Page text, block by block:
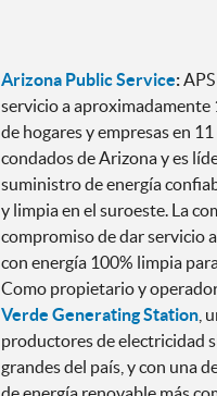
Arizona Public Service:
servicio a aproximadamente
de hogares y empresas en
condados de Arizona y es
suministro de energía
y limpia en el suroeste. La
compromiso de dar servicio
con energía 100% limpia
Como propietario y
Verde Generating Station ,
productores de electricidad
grandes del país, y con una